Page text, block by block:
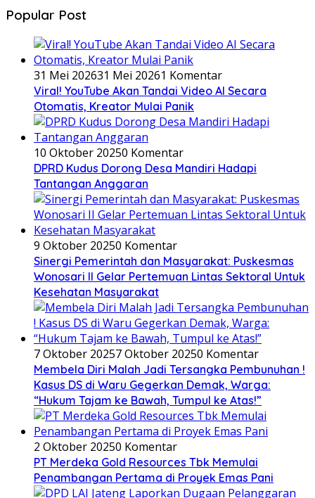
Popular Post
31 Mei 202631 Mei 20261 Komentar
Viral! YouTube Akan Tandai Video AI Secara
Otomatis, Kreator Mulai Panik
10 Oktober 20250 Komentar
DPRD Kudus Dorong Desa Mandiri Hadapi
Tantangan Anggaran
9 Oktober 20250 Komentar
Sinergi Pemerintah dan Masyarakat: Puskesmas
Wonosari II Gelar Pertemuan Lintas Sektoral Untuk
Kesehatan Masyarakat
7 Oktober 20257 Oktober 20250 Komentar
Membela Diri Malah Jadi Tersangka Pembunuhan !
Kasus DS di Waru Gegerkan Demak, Warga:
“Hukum Tajam ke Bawah, Tumpul ke Atas!”
2 Oktober 20250 Komentar
PT Merdeka Gold Resources Tbk Memulai
Penambangan Pertama di Proyek Emas Pani